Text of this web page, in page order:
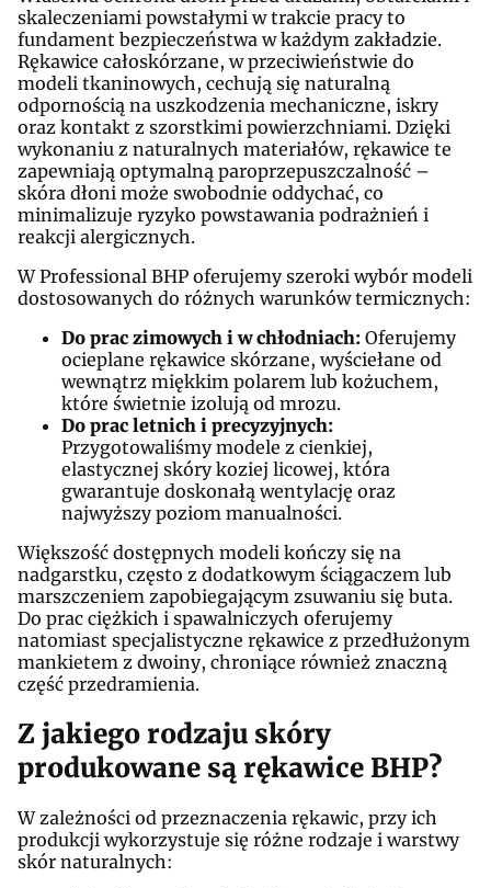
skaleczeniami powstałymi w trakcie pracy to
fundament bezpieczeństwa w każdym zakładzie.
Rękawice całoskórzane, w przeciwieństwie do
modeli tkaninowych, cechują się naturalną
odpornością na uszkodzenia mechaniczne, iskry
oraz kontakt z szorstkimi powierzchniami. Dzięki
wykonaniu z naturalnych materiałów, rękawice te
zapewniają optymalną paroprzepuszczalność –
skóra dłoni może swobodnie oddychać, co
minimalizuje ryzyko powstawania podrażnień i
reakcji alergicznych.
W Professional BHP oferujemy szeroki wybór modeli
dostosowanych do różnych warunków termicznych:
Do prac zimowych i w chłodniach: Oferujemy
ocieplane rękawice skórzane, wyściełane od
wewnątrz miękkim polarem lub kożuchem,
które świetnie izolują od mrozu.
Do prac letnich i precyzyjnych:
Przygotowaliśmy modele z cienkiej,
elastycznej skóry koziej licowej, która
gwarantuje doskonałą wentylację oraz
najwyższy poziom manualności.
Większość dostępnych modeli kończy się na
nadgarstku, często z dodatkowym ściągaczem lub
marszczeniem zapobiegającym zsuwaniu się buta.
Do prac ciężkich i spawalniczych oferujemy
natomiast specjalistyczne rękawice z przedłużonym
mankietem z dwoiny, chroniące również znaczną
część przedramienia.
Z jakiego rodzaju skóry
produkowane są rękawice BHP?
W zależności od przeznaczenia rękawic, przy ich
produkcji wykorzystuje się różne rodzaje i warstwy
skór naturalnych: